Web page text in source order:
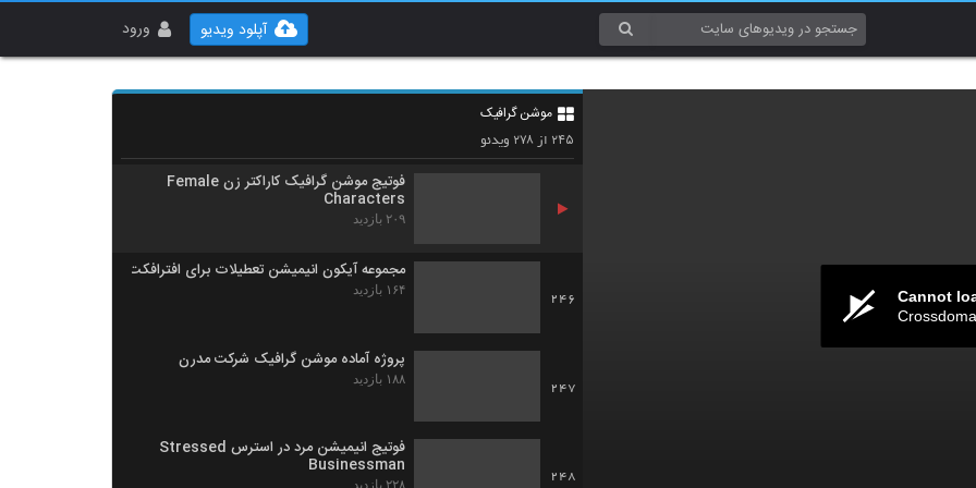
ورود آپلود ویدیو
Cannot
موشن گرافیک
۲۴۵ از ۲۷۸ ویدئو
244
دانلود فوتیج انیمیشن حیوانات Looping
فوتیج موشن گرافیک کاراکتر زن Female
Characters
۲۰۹ بازدید
246
مجموعه آیکون انیمیشن تعطیلات برای افترافکت
۱۶۴ بازدید
247
پروژه آماده موشن گرافیک شرکت مدرن
۱۸۸ بازدید
248
فوتیج انیمیشن مرد در استرس Stressed
Businessman